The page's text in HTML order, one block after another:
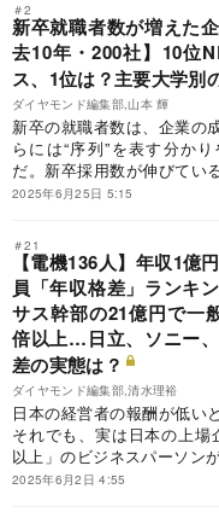
よって不祥事認定された上
自動車や三菱UFJフィナン
士通など40社の社外取195
酬、兼務先数をランキング
＃2
新卒就職者数が増えた
去10年・200社】10位
ス、1位は？主要大学別
ダイヤモンド編集部,山本 輝
新卒の就職者数は、企業の
らには“序列”を表す分か
だ。新卒採用数が伸びてい
績に勢いがあるといえる。
この10年でどのような企業
瞭然だ。
2025年6月25日 5:15
＃21
【電機136人】年収1億
員「年収格差」ランキ
サス幹部の21億円で一
倍以上…日立、ソニー
差の実態は？
ダイヤモンド編集部,清水理裕
日本の経営者の報酬が低い
それでも、実は日本の上場
以上」のビジネスパーソン
に見合った報酬を受け取る
2025年6月2日 4:55